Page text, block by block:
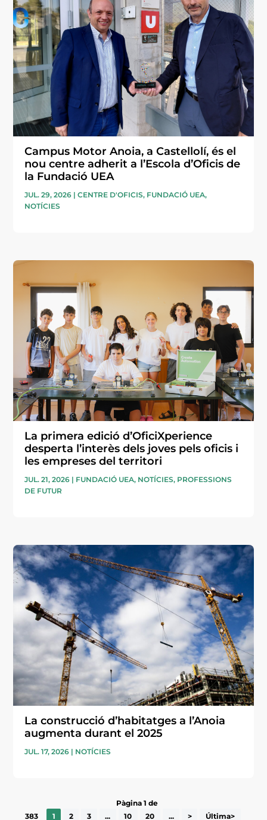
Campus Motor Anoia, a Castellolí, és el
nou centre adherit a l’Escola d’Oficis de
la Fundació UEA
JUL. 29, 2026 |CENTRE D'OFICIS, FUNDACIÓ UEA,
NOTÍCIES
La primera edició d’OficiXperience
desperta l’interès dels joves pels oficis i
les empreses del territori
JUL. 21, 2026 | FUNDACIÓ UEA, NOTÍCIES, PROFESSIONS
DE FUTUR
La construcció d’habitatges a l’Anoia
augmenta durant el 2025
JUL. 17, 2026 | NOTÍCIES
Pàgina 1 de
383
1 2 3 ... 10 20 ... > Última>